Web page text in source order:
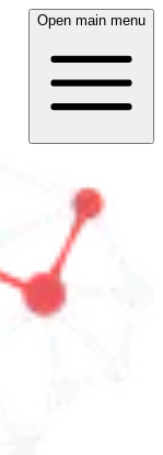
Open main menu